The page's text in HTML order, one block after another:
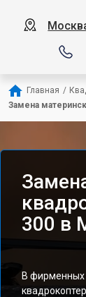
Главная /
Замена
300 в
В фирменных